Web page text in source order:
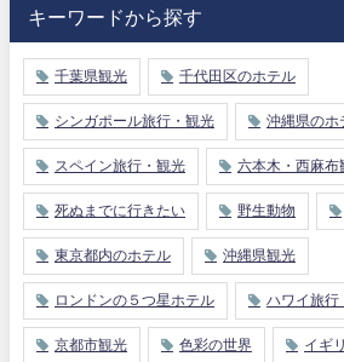
キーワードから探す
千葉県観光 千代田区のホテル
シンガポール旅行・観光 沖縄県のホ
スペイン旅行・観光 六本木・西麻布
死ぬまでに行きたい 野生動物
東京都内のホテル 沖縄県観光
ロンドンの５つ星ホテル ハワイ旅行
京都市観光 色彩の世界 イギ